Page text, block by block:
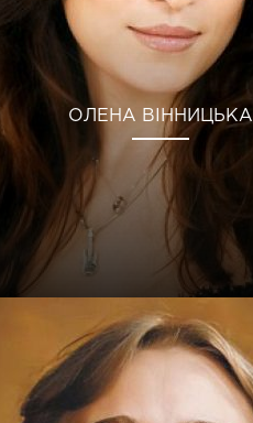
ОЛЕНА ВІННИЦЬКА